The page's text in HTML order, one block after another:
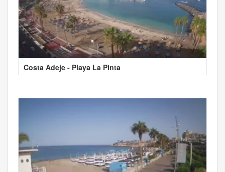
Costa Adeje - Playa La Pinta